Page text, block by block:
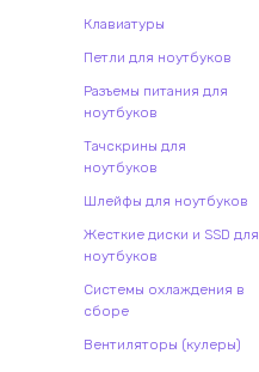
Клавиатуры
Петли для ноутбуков
Разъемы питания для
ноутбуков
Тачскрины для
ноутбуков
Шлейфы для ноутбуков
Жесткие диски и SSD для
ноутбуков
Системы охлаждения в
сборе
Вентиляторы (кулеры)